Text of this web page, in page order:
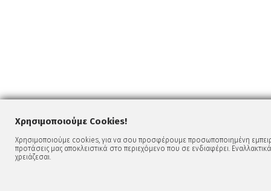
Χρησιμοποιούμε Cookies!
Χρησιμοποιούμε cookies, για να σου προσφέρουμε προσωποποιημένη
προτάσεις μας αποκλειστικά στο περιεχόμενο που σε ενδιαφέρει.
χρειάζεσαι.